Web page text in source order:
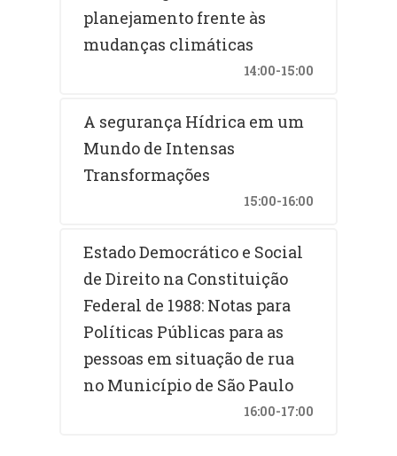
planejamento frente às
mudanças climáticas
14:00-15:00
A segurança Hídrica em um
Mundo de Intensas
Transformações
15:00-16:00
Estado Democrático e Social
de Direito na Constituição
Federal de 1988: Notas para
Políticas Públicas para as
pessoas em situação de rua
no Município de São Paulo
16:00-17:00